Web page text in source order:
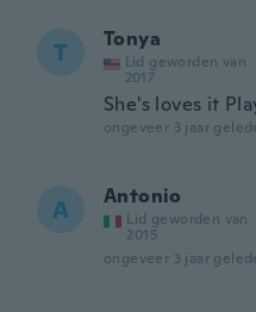
T Tonya
Lid geworden van
2017
She's loves it
ongeveer 3 jaar
A Antonio
Lid geworden van
2015
ongeveer 3 jaar